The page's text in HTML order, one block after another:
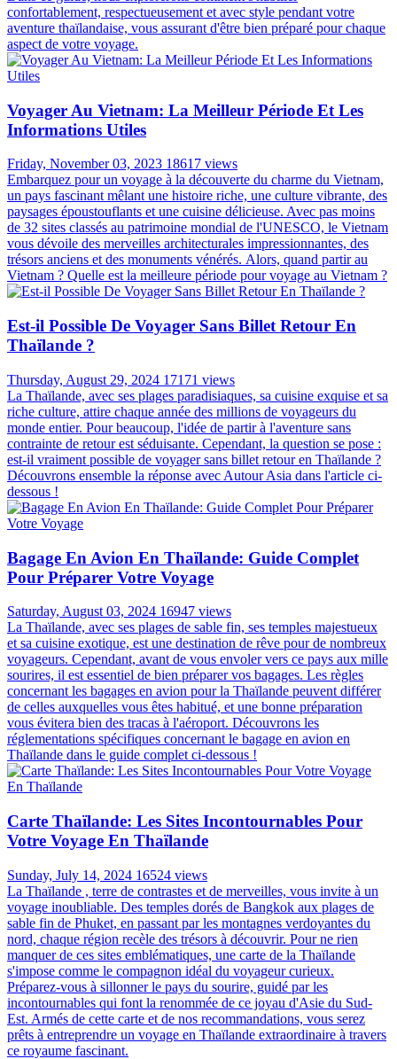
confortablement, respectueusement et avec style pendant votre
aventure thaïlandaise, vous assurant d'être bien préparé pour chaque
aspect de votre voyage.
Voyager Au Vietnam: La Meilleur Période Et Les
Informations Utiles
Friday, November 03, 2023 18617 views
Embarquez pour un voyage à la découverte du charme du Vietnam,
un pays fascinant mêlant une histoire riche, une culture vibrante, des
paysages époustouflants et une cuisine délicieuse. Avec pas moins
de 32 sites classés au patrimoine mondial de l'UNESCO, le Vietnam
vous dévoile des merveilles architecturales impressionnantes, des
trésors anciens et des monuments vénérés. Alors, quand partir au
Vietnam ? Quelle est la meilleure période pour voyage au Vietnam ?
Est-il Possible De Voyager Sans Billet Retour En
Thaïlande ?
Thursday, August 29, 2024 17171 views
La Thaïlande, avec ses plages paradisiaques, sa cuisine exquise et sa
riche culture, attire chaque année des millions de voyageurs du
monde entier. Pour beaucoup, l'idée de partir à l'aventure sans
contrainte de retour est séduisante. Cependant, la question se pose :
est-il vraiment possible de voyager sans billet retour en Thaïlande ?
Découvrons ensemble la réponse avec Autour Asia dans l'article ci-
dessous !
Bagage En Avion En Thaïlande: Guide Complet
Pour Préparer Votre Voyage
Saturday, August 03, 2024 16947 views
La Thaïlande, avec ses plages de sable fin, ses temples majestueux
et sa cuisine exotique, est une destination de rêve pour de nombreux
voyageurs. Cependant, avant de vous envoler vers ce pays aux mille
sourires, il est essentiel de bien préparer vos bagages. Les règles
concernant les bagages en avion pour la Thaïlande peuvent différer
de celles auxquelles vous êtes habitué, et une bonne préparation
vous évitera bien des tracas à l'aéroport. Découvrons les
réglementations spécifiques concernant le bagage en avion en
Thaïlande dans le guide complet ci-dessous !
Carte Thaïlande: Les Sites Incontournables Pour
Votre Voyage En Thaïlande
Sunday, July 14, 2024 16524 views
La Thaïlande , terre de contrastes et de merveilles, vous invite à un
voyage inoubliable. Des temples dorés de Bangkok aux plages de
sable fin de Phuket, en passant par les montagnes verdoyantes du
nord, chaque région recèle des trésors à découvrir. Pour ne rien
manquer de ces sites emblématiques, une carte de la Thaïlande
s'impose comme le compagnon idéal du voyageur curieux.
Préparez-vous à sillonner le pays du sourire, guidé par les
incontournables qui font la renommée de ce joyau d'Asie du Sud-
Est. Armés de cette carte et de nos recommandations, vous serez
prêts à entreprendre un voyage en Thaïlande extraordinaire à travers
ce royaume fascinant.